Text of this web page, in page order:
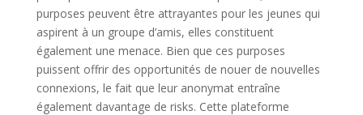
purposes peuvent être attrayantes pour les jeunes qui
aspirent à un groupe d’amis, elles constituent
également une menace. Bien que ces purposes
puissent offrir des opportunités de nouer de nouvelles
connexions, le fait que leur anonymat entraîne
également davantage de risks. Cette plateforme